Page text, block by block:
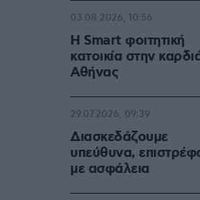
Η Smart φοιτητική
κατοικία στην
Αθήνας
03.08.2026, 10:56
Διασκεδάζουμε
υπεύθυνα,
με ασφάλεια
29.07.2026, 09:39